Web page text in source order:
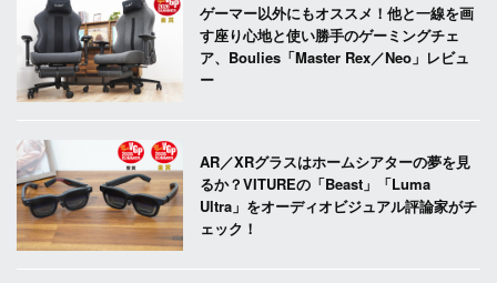
ゲーマー以外にもオススメ！他と一線を画
す座り心地と使い勝手のゲーミングチェ
ア、Boulies「Master Rex／Neo」レビュ
ー
AR／XRグラスはホームシアターの夢を見
るか？VITUREの「Beast」「Luma
Ultra」をオーディオビジュアル評論家がチ
ェック！